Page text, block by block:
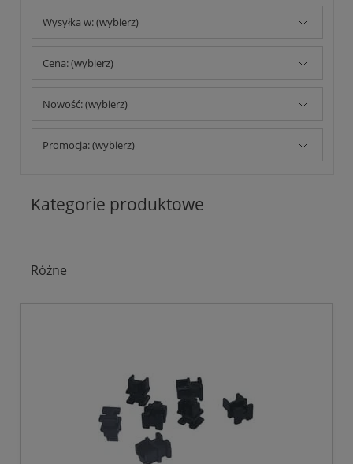
Wysyłka w: (wybierz)
Cena: (wybierz)
Nowość: (wybierz)
Promocja: (wybierz)
Kategorie produktowe
Różne